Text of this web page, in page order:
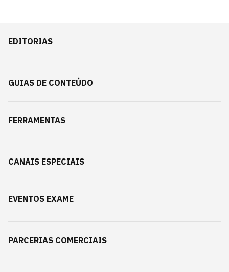
EDITORIAS
GUIAS DE CONTEÚDO
FERRAMENTAS
CANAIS ESPECIAIS
EVENTOS EXAME
PARCERIAS COMERCIAIS